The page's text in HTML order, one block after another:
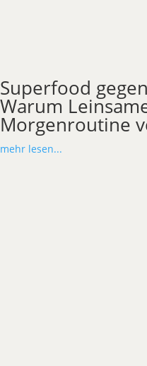
Superfood
Warum
Morgenroutine
mehr lesen...